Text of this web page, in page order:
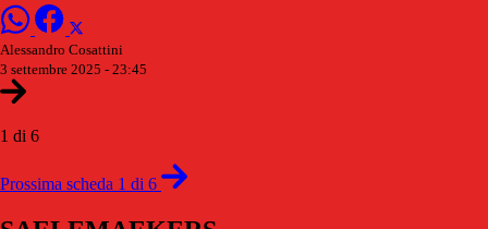
Alessandro Cosattini
3 settembre 2025 - 23:45
1 di 6
Prossima scheda 1 di 6